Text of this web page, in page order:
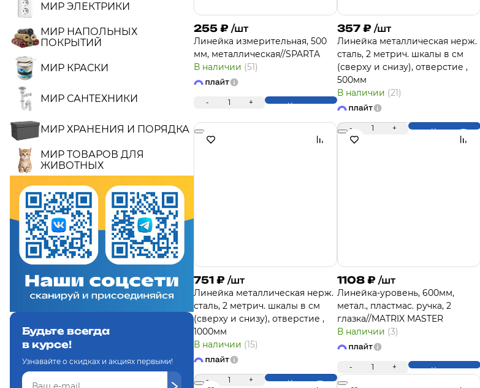
МИР ЭЛЕКТРИКИ
МИР НАПОЛЬНЫХ
ПОКРЫТИЙ
МИР КРАСКИ
МИР САНТЕХНИКИ
МИР ХРАНЕНИЯ И ПОРЯДКА
МИР ТОВАРОВ ДЛЯ
ЖИВОТНЫХ
Будьте всегда
в курсе!
Узнавайте о скидках и акциях первыми!
255 ₽ /шт
Линейка измерительная, 500
мм, металлическая//SPARTA
В наличии (51)
- 1 + Купить
357 ₽ /шт
Линейка металлическая нерж.
сталь, 2 метрич. шкалы в см
(сверху и снизу), отверстие ,
500мм
В наличии (21)
- 1 + Купить
751 ₽ /шт
Линейка металлическая нерж.
сталь, 2 метрич. шкалы в см
(сверху и снизу), отверстие ,
1000мм
В наличии (15)
- 1 + Купить
1108 ₽ /шт
Линейка-уровень, 600мм,
метал., пластмас. ручка, 2
глазка//MATRIX MASTER
В наличии (3)
- 1 + Купить